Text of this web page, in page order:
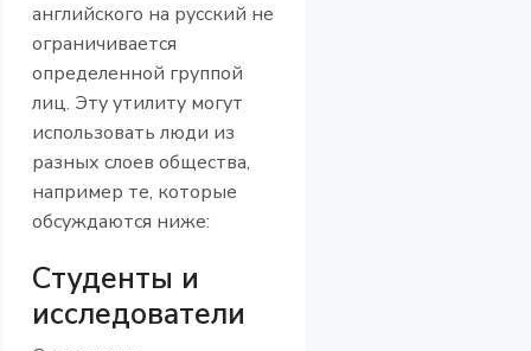
английского на русский не
ограничивается
определенной группой
лиц. Эту утилиту могут
использовать люди из
разных слоев общества,
например те, которые
обсуждаются ниже:
Студенты и
исследователи